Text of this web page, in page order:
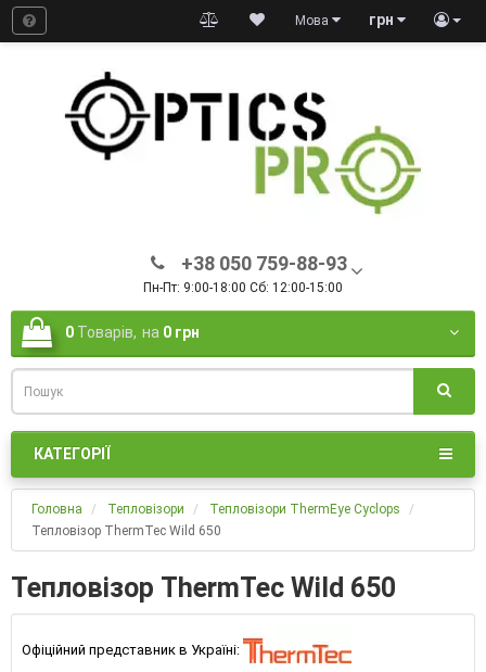
грн
Мова
+38 050 759-88-93
Пн-Пт: 9:00-18:00 Сб: 12:00-15:00
0 Товарів, на 0 грн
КАТЕГОРІЇ
Головна Тепловізори
Тепловізори ThermEye Cyclops
Тепловізор ThermTec Wild 650
Тепловізор ThermTec Wild 650
Офіційний представник в Україні: